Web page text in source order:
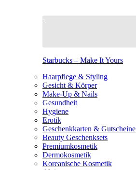
Starbucks – Make It Yours
Haarpflege & Styling
Gesicht & Körper
Make-Up & Nails
Gesundheit
Hygiene
Erotik
Geschenkkarten & Gutscheine
Beauty Geschenksets
Premiumkosmetik
Dermokosmetik
Koreanische Kosmetik